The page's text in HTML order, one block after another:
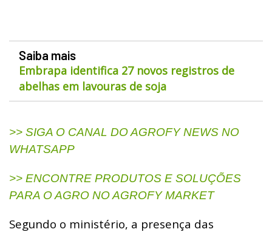
Saiba mais
Embrapa identifica 27 novos registros de
abelhas em lavouras de soja
>> SIGA O CANAL DO AGROFY NEWS NO
WHATSAPP
>> ENCONTRE PRODUTOS E SOLUÇÕES
PARA O AGRO NO AGROFY MARKET
Segundo o ministério, a presença das